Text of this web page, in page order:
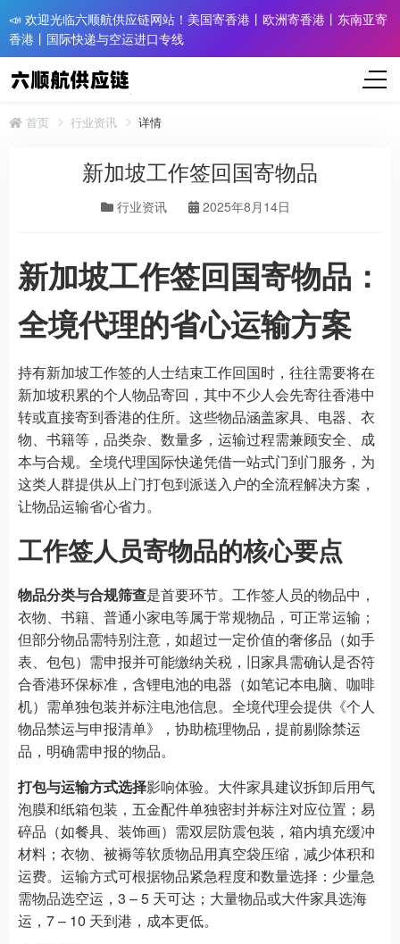
📣 欢迎光临六顺航供应链网站！美国寄香港丨欧洲寄香港丨东南亚寄
香港丨国际快递与空运进口专线
首页 行业资讯 详情
新加坡工作签回国寄物品
行业资讯 2025年8月14日
新加坡工作签回国寄物品：
全境代理的省心运输方案
持有新加坡工作签的人士结束工作回国时，往往需要将在
新加坡积累的个人物品寄回，其中不少人会先寄往香港中
转或直接寄到香港的住所。这些物品涵盖家具、电器、衣
物、书籍等，品类杂、数量多，运输过程需兼顾安全、成
本与合规。全境代理国际快递凭借一站式门到门服务，为
这类人群提供从上门打包到派送入户的全流程解决方案，
让物品运输省心省力。
工作签人员寄物品的核心要点
物品分类与合规筛查是首要环节。工作签人员的物品中，
衣物、书籍、普通小家电等属于常规物品，可正常运输；
但部分物品需特别注意，如超过一定价值的奢侈品（如手
表、包包）需申报并可能缴纳关税，旧家具需确认是否符
合香港环保标准，含锂电池的电器（如笔记本电脑、咖啡
机）需单独包装并标注电池信息。全境代理会提供《个人
物品禁运与申报清单》，协助梳理物品，提前剔除禁运
品，明确需申报的物品。
打包与运输方式选择影响体验。大件家具建议拆卸后用气
泡膜和纸箱包装，五金配件单独密封并标注对应位置；易
碎品（如餐具、装饰画）需双层防震包装，箱内填充缓冲
材料；衣物、被褥等软质物品用真空袋压缩，减少体积和
运费。运输方式可根据物品紧急程度和数量选择：少量急
需物品选空运，3 – 5 天可达；大量物品或大件家具选海
运，7 – 10 天到港，成本更低。